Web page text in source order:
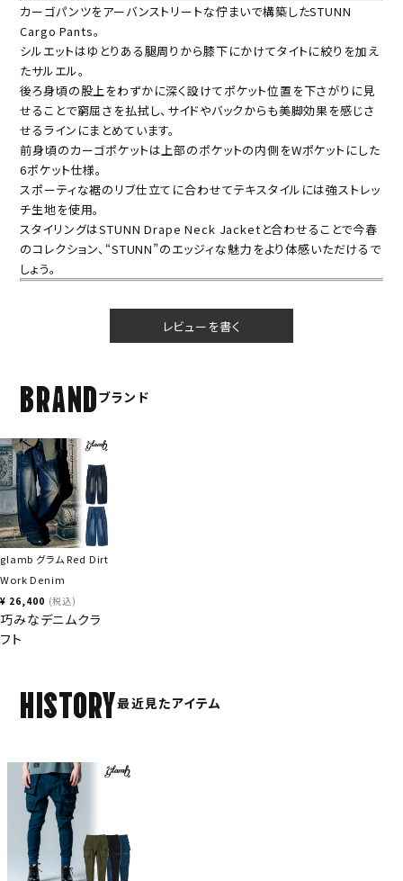
カーゴパンツをアーバンストリートな佇まいで構築したSTUNN
Cargo Pants。
シルエットはゆとりある腿周りから膝下にかけてタイトに絞りを加え
たサルエル。
後ろ身頃の股上をわずかに深く設けてポケット位置を下さがりに見
せることで窮屈さを払拭し、サイドやバックからも美脚効果を感じさ
せるラインにまとめています。
前身頃のカーゴポケットは上部のポケットの内側をWポケットにした
6ポケット仕様。
スポーティな裾のリブ仕立てに合わせてテキスタイルには強ストレッ
チ生地を使用。
スタイリングはSTUNN Drape Neck Jacketと合わせることで今春
のコレクション、“STUNN”のエッジィな魅力をより体感いただけるで
しょう。
レビューを書く
BRANDブランド
glamb グラム Red Dirt
Work Denim
¥ 26,400 税込
巧みなデニムクラ
フト
HISTORY最近見たアイテム